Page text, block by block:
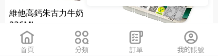
維他高鈣朱古力牛奶
236ML
3件$14 指定分類享$13換購
CJ bibigo 板豆腐 300GM
首頁 分類 訂單 我的賬號